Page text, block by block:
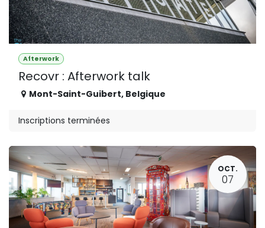
Afterwork
Recovr : Afterwork talk
Mont-Saint-Guibert, Belgique
Inscriptions terminées
OCT.
07